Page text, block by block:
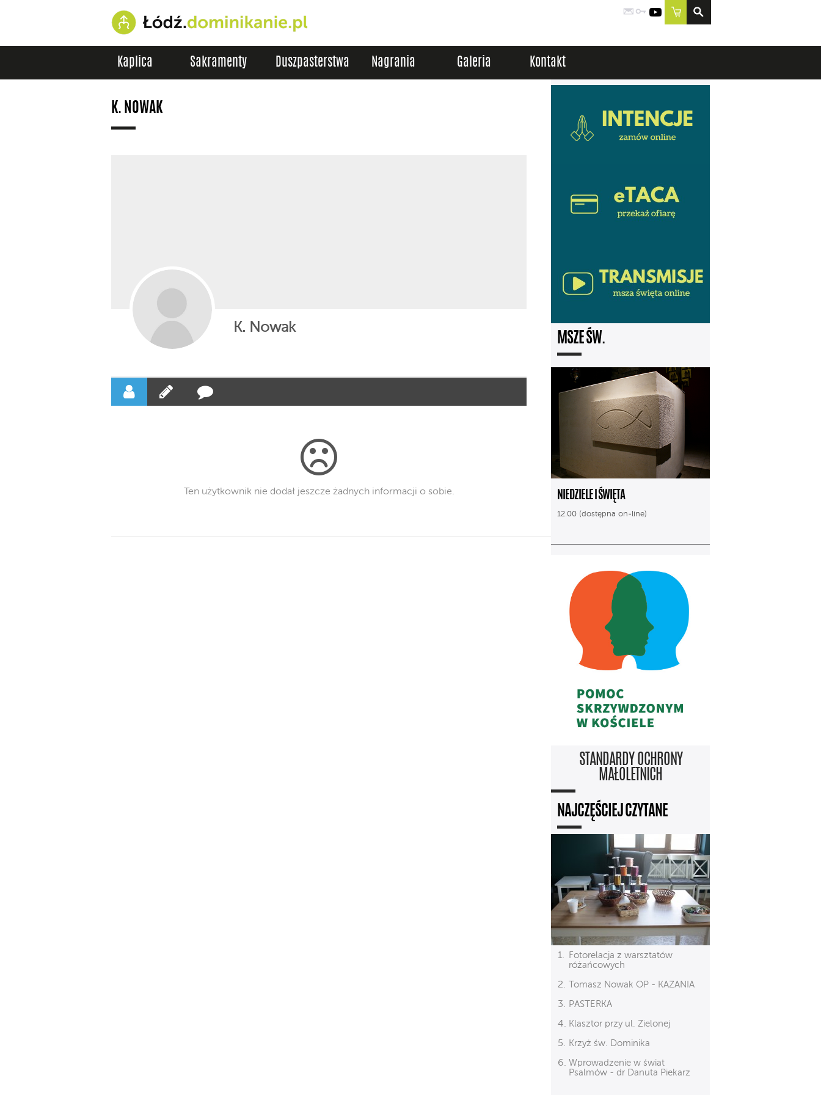
Poczta
Logowanie
YouTube
Sklep
Kaplica Sakramenty Duszpasterstwa Nagrania Galeria Kontakt
K. NOWAK
K. Nowak
Ten użytkownik nie dodał jeszcze żadnych informacji o sobie.
MSZE ŚW.
NIEDZIELE I ŚWIĘTA
12.00 (dostępna on-line)
STANDARDY OCHRONY
MAŁOLETNICH
NAJCZĘŚCIEJ CZYTANE
Fotorelacja z warsztatów
różańcowych
Tomasz Nowak OP - KAZANIA
PASTERKA
Klasztor przy ul. Zielonej
Krzyż św. Dominika
Wprowadzenie w świat
Psalmów - dr Danuta Piekarz